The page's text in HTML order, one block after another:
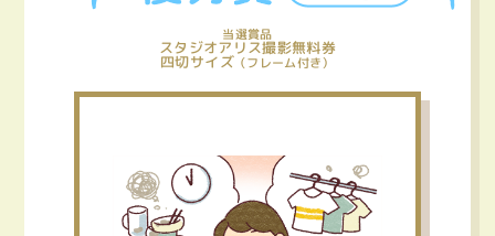
当選賞品
スタジオアリス撮影無料券
四切サイズ（フレーム付き）